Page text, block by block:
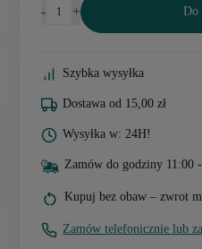
- + Do
Szybka wysyłka
Dostawa od 15,00 zł
Wysyłka w: 24H!
Zamów do godziny 11:00
Kupuj bez obaw – zwrot
Zamów telefonicznie lub